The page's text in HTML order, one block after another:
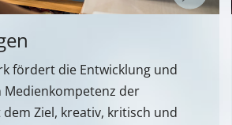
fördert die Entwicklung und
Medienkompetenz der
Ziel, kreativ, kritisch und